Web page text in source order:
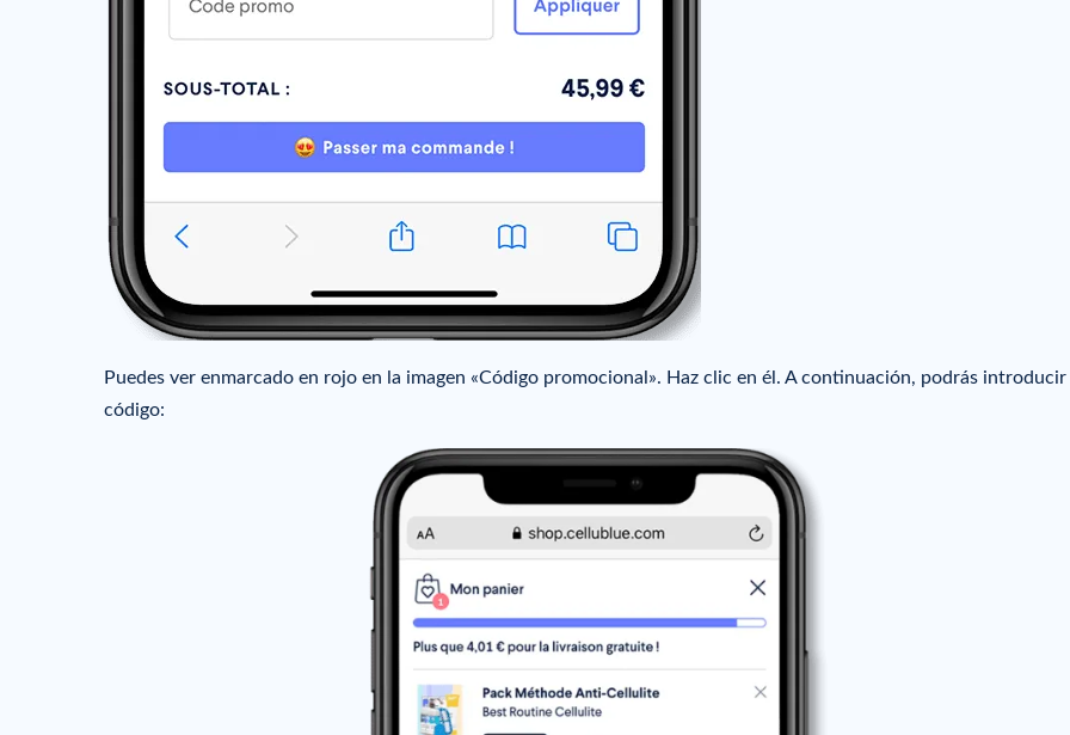
Puedes ver enmarcado en rojo en la imagen «Código promocional». Haz clic en él. A continuación, podrás
código: